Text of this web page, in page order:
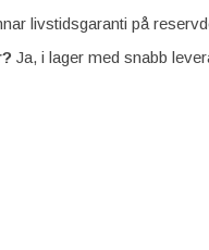
livstidsgaranti på
Ja, i lager med snabb